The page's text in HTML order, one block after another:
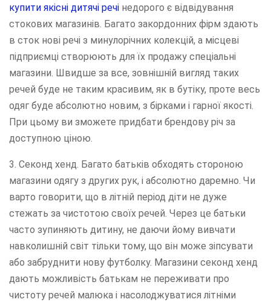
купити якісні дитячі речі недорого є відвідування
стокових магазинів. Багато закордонних фірм здають
в сток нові речі з минулорічних колекцій, а місцеві
підприємці створюють для їх продажу спеціальні
магазини. Швидше за все, зовнішній вигляд таких
речей буде не таким красивим, як в бутіку, проте весь
одяг буде абсолютно новим, з бірками і гарної якості.
При цьому ви зможете придбати брендову річ за
доступною ціною.
3. Секонд хенд. Багато батьків обходять стороною
магазини одягу з других рук, і абсолютно даремно. Чи
варто говорити, що в літній період діти не дуже
стежать за чистотою своїх речей. Через це батьки
часто зупиняють дитину, не даючи йому вивчати
навколишній світ тільки тому, що він може зіпсувати
або забруднити нову футболку. Магазини секонд хенд
дають можливість батькам не переживати про
чистоту речей малюка і насолоджуватися літніми